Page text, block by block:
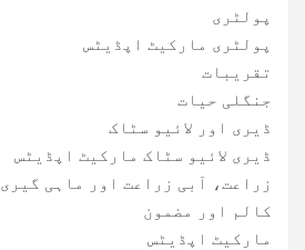
پولٹری
پولٹری مارکیٹ اپڈیٹس
تقریبات
جنگلی حیات
ڈیری اور لائیو سٹاک
ڈیری لائیو سٹاک مارکیٹ اپڈیٹس
زراعت، آبی زراعت اور ماہی گیری
کالم اور مضمون
مارکیٹ اپڈیٹس